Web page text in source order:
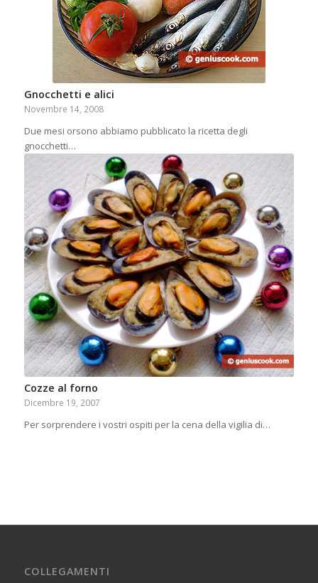
Gnocchetti e alici
Novembre 14, 2008
Due mesi orsono abbiamo pubblicato la ricetta degli
gnocchetti…
Cozze al forno
Dicembre 19, 2007
Per sorprendere i vostri ospiti per la cena della vigilia di…
COLLEGAMENTI